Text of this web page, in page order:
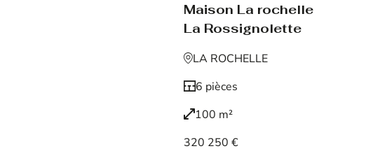
Maison La rochelle
La Rossignolette
LA ROCHELLE
6 pièces
100 m²
320 250 €